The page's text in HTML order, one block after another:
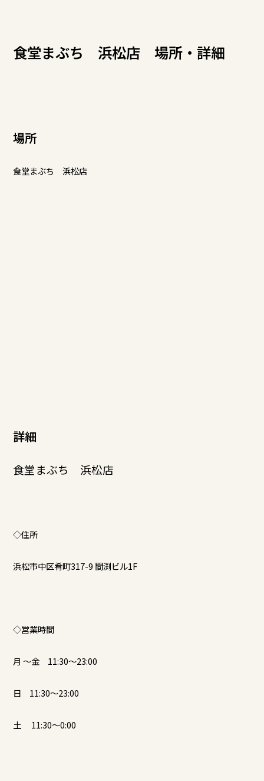
食堂まぶち 浜松店 場所・詳細
場所
食堂まぶち 浜松店
詳細
食堂まぶち 浜松店
◇住所
浜松市中区肴町317-9 間渕ビル1F
◇営業時間
月 ～金 11:30〜23:00
日 11:30～23:00
土 11:30～0:00